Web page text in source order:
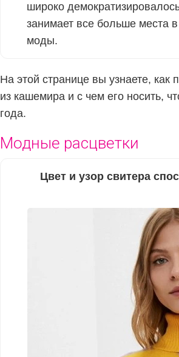
широко
занимает все больше места
моды.
На этой странице вы узнаете, как
из кашемира и с чем его носить,
года.
Модные расцветки
Цвет и узор свитера